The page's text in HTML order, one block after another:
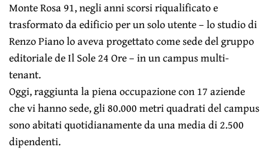
Monte Rosa 91, negli anni scorsi riqualificato e
trasformato da edificio per un solo utente – lo studio di
Renzo Piano lo aveva progettato come sede del gruppo
editoriale de Il Sole 24 Ore – in un campus multi-
tenant.
Oggi, raggiunta la piena occupazione con 17 aziende
che vi hanno sede, gli 80.000 metri quadrati del campus
sono abitati quotidianamente da una media di 2.500
dipendenti.